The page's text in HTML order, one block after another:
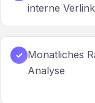
interne
✓ Monatliches
Analyse